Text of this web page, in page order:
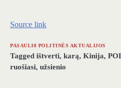
Source link
PASAULI0 POLITINĖS AKTUALIJOS
Tagged ištverti, karą, Kinija,
ruošiasi, užsienio